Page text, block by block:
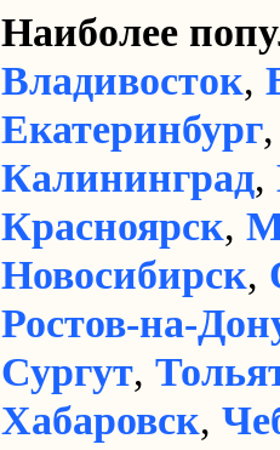
Наиболее
Владивосток,
Екатеринбург
Калининград,
Красноярск,
Новосибирск,
Ростов-на-
Сургут,
Хабаровск,